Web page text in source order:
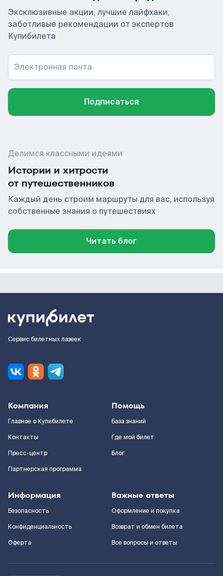
Эксклюзивные акции, лучшие лайфхаки,
заботливые рекомендации от экспертов
Купибилета
Электронная почта
Подписаться
Делимся классными идеями
Истории и хитрости
от путешественников
Каждый день строим маршруты для вас, используя
собственные знания о путешествиях
Читать блог
Сервис билетных лазеек
Компания
Главное о Купибилете
Контакты
Пресс-центр
Партнерская программа
Помощь
База знаний
Где мой билет
Блог
Информация
Безопасность
Конфиденциальность
Оферта
Важные ответы
Оформление и покупка
Возврат и обмен билета
Все вопросы и ответы